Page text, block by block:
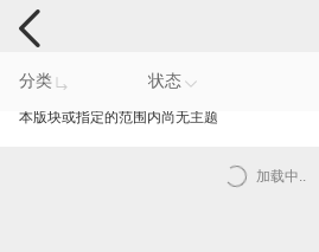
手机反馈
分类 状态
本版块或指定的范围内尚无主题
加载中..